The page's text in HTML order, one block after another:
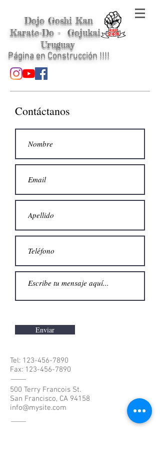
Dojo Goshi Kan
Karate-Do - Gojukai -
Uruguay
Página en Construcción !!!!
Contáctanos
Enviar
Tel: 123-456-7890
Fax: 123-456-7890
500 Terry Francois St.
San Francisco, CA 94158
info@mysite.com